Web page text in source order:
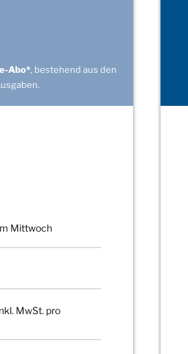
Abo*, bestehend aus den
Mittwoch
MwSt. pro